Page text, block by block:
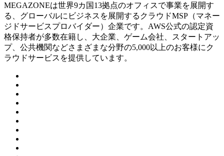
MEGAZONEは世界9カ国13拠点のオフィスで事業を展開す
る、グローバルにビジネスを展開するクラウドMSP（マネー
ジドサービスプロバイダー）企業です。AWS公式の認定資
格保持者が多数在籍し、⼤企業、ゲーム会社、スタートアッ
プ、公共機関などさまざまな分野の5,000以上のお客様にク
ラウドサービスを提供しています。